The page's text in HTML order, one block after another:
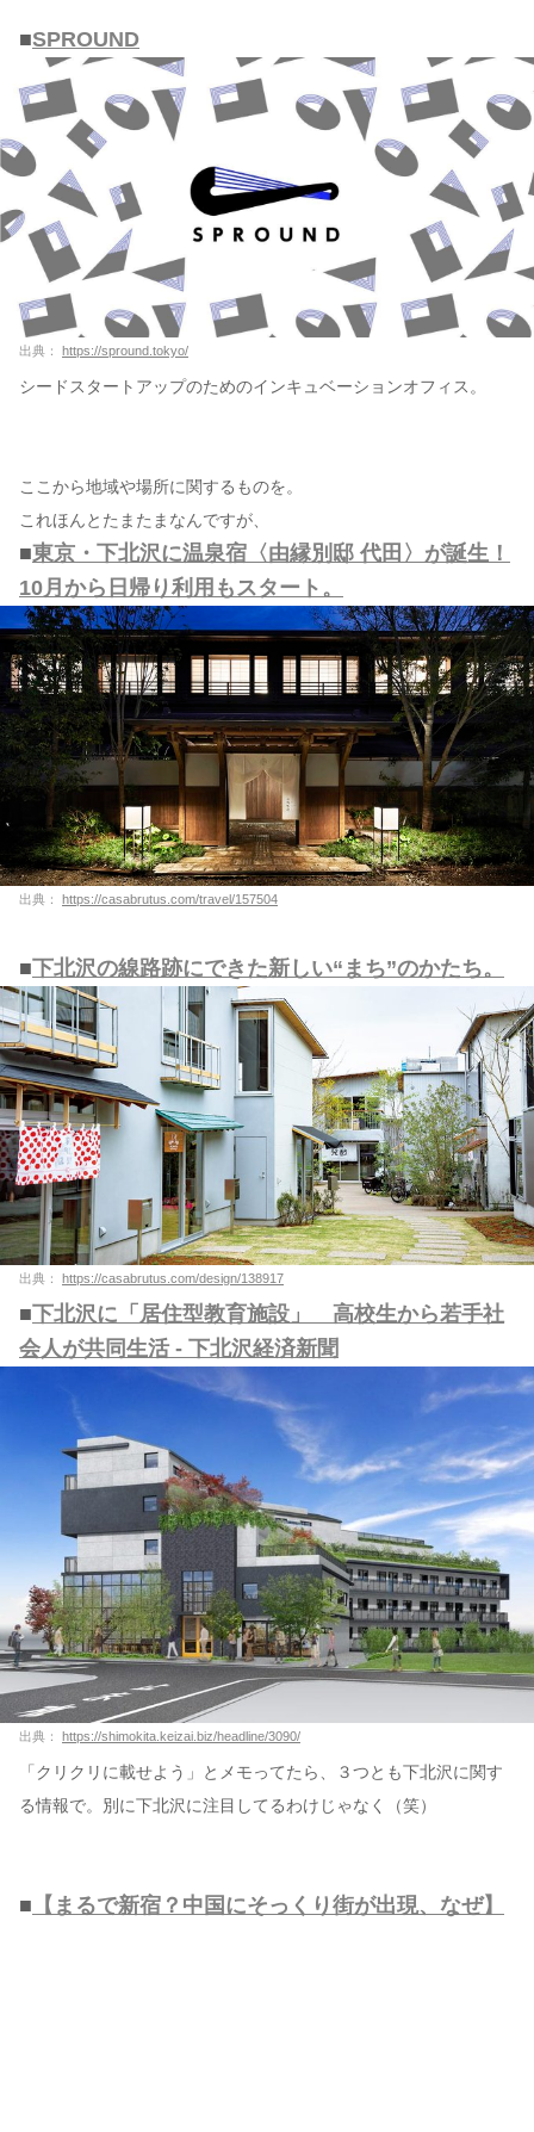
■SPROUND
出典： https://spround.tokyo/
シードスタートアップのためのインキュベーションオフィス。
ここから地域や場所に関するものを。
これほんとたまたまなんですが、
■東京・下北沢に温泉宿〈由縁別邸 代田〉が誕生！
10月から日帰り利用もスタート。
出典： https://casabrutus.com/travel/157504
■下北沢の線路跡にできた新しい“まち”のかたち。
出典： https://casabrutus.com/design/138917
■下北沢に「居住型教育施設」 高校生から若手社
会人が共同生活 - 下北沢経済新聞
出典： https://shimokita.keizai.biz/headline/3090/
「クリクリに載せよう」とメモってたら、３つとも下北沢に関す
る情報で。別に下北沢に注目してるわけじゃなく（笑）
■ 【まるで新宿？中国にそっくり街が出現、なぜ】